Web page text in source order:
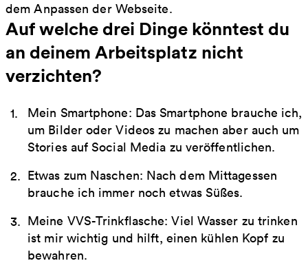
dem Anpassen der Webseite.
Auf welche drei Dinge könntest du
an deinem Arbeitsplatz nicht
verzichten?
Mein Smartphone: Das Smartphone brauche ich,
um Bilder oder Videos zu machen aber auch um
Stories auf Social Media zu veröffentlichen.
Etwas zum Naschen: Nach dem Mittagessen
brauche ich immer noch etwas Süßes.
Meine VVS-Trinkflasche: Viel Wasser zu trinken
ist mir wichtig und hilft, einen kühlen Kopf zu
bewahren.